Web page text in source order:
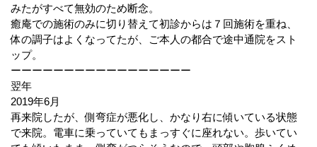
みたがすべて無効のため断念。
癒庵での施術のみに切り替えて初診からは７回施術を重ね、
体の調子はよくなってたが、ご本人の都合で途中通院をスト
ップ。
ーーーーーーーーーーーーーーーーー
翌年
2019年6月
再来院したが、側弯症が悪化し、かなり右に傾いている状態
で来院。電車に乗っていてもまっすぐに座れない。歩いてい